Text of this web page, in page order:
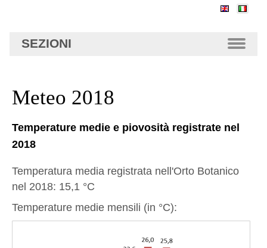
SEZIONI
Meteo 2018
Temperature medie e piovosità registrate nel
2018
Temperatura media registrata nell'Orto Botanico
nel 2018: 15,1 °C
Temperature medie mensili (in °C):